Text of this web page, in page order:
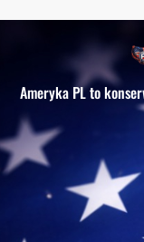
Ameryka PL to